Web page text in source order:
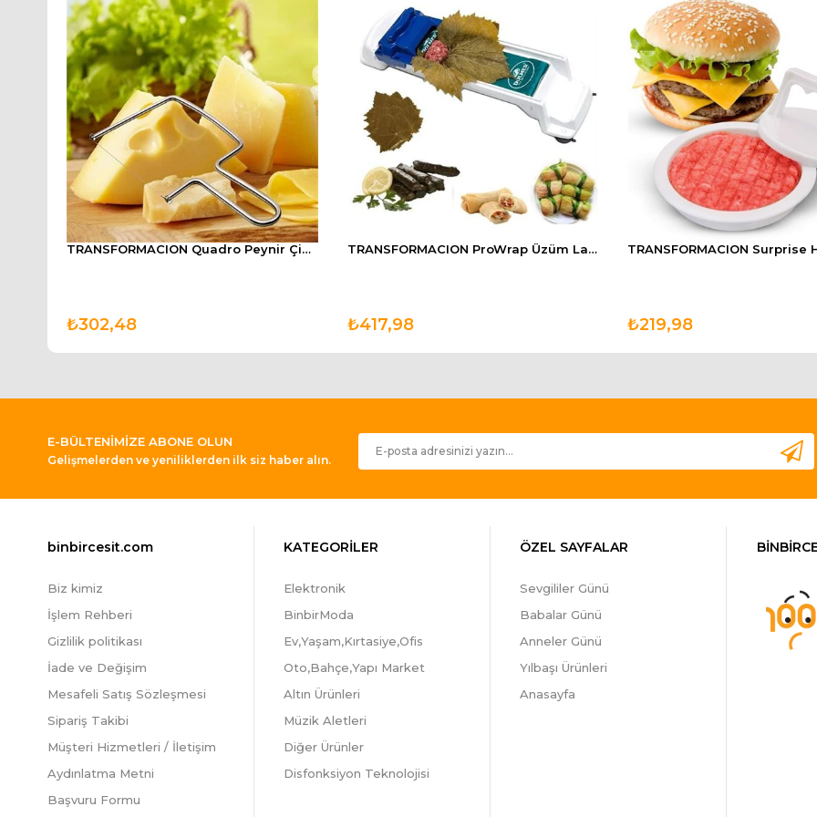
TRANSFORMACION Quadro Peynir Çikolata Kek Sebze Kesici Dilimleyici
₺302,48
TRANSFORMACION ProWrap Üzüm Lahava Sarma Dolma Sushi Sarma Makinesi
₺417,98 ₺219,98
E-BÜLTENİMİZE ABONE OLUN
Gelişmelerden ve yeniliklerden ilk siz haber alın.
binbircesit.com
Biz kimiz
İşlem Rehberi
Gizlilik politikası
İade ve Değişim
Mesafeli Satış Sözleşmesi
Sipariş Takibi
Müşteri Hizmetleri / İletişim
Aydınlatma Metni
Başvuru Formu
KATEGORİLER
Elektronik
BinbirModa
Ev,Yaşam,Kırtasiye,Ofis
Oto,Bahçe,Yapı Market
Altın Ürünleri
Müzik Aletleri
Diğer Ürünler
Disfonksiyon Teknolojisi
ÖZEL SAYFALAR
Sevgililer Günü
Babalar Günü
Anneler Günü
Yılbaşı Ürünleri
Anasayfa